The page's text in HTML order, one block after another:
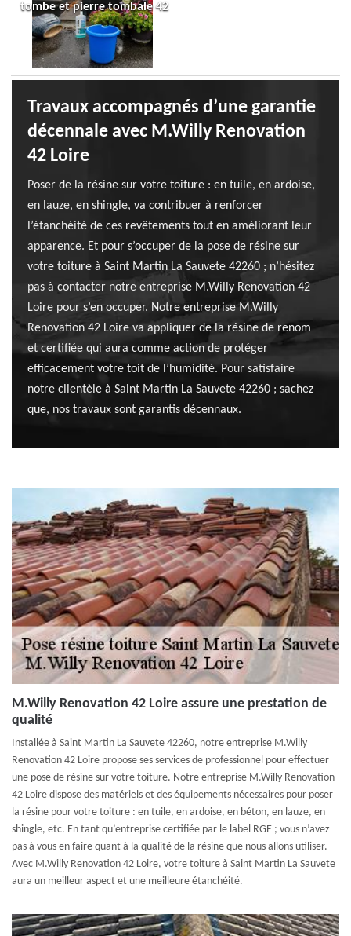
tombe et pierre tombale 42
Travaux accompagnés d’une garantie
décennale avec M.Willy Renovation
42 Loire
Poser de la résine sur votre toiture : en tuile, en ardoise,
en lauze, en shingle, va contribuer à renforcer
l’étanchéité de ces revêtements tout en améliorant leur
apparence. Et pour s’occuper de la pose de résine sur
votre toiture à Saint Martin La Sauvete 42260 ; n’hésitez
pas à contacter notre entreprise M.Willy Renovation 42
Loire pour s’en occuper. Notre entreprise M.Willy
Renovation 42 Loire va appliquer de la résine de renom
et certifiée qui aura comme action de protéger
efficacement votre toit de l’humidité. Pour satisfaire
notre clientèle à Saint Martin La Sauvete 42260 ; sachez
que, nos travaux sont garantis décennaux.
M.Willy Renovation 42 Loire assure une prestation de
qualité
Installée à Saint Martin La Sauvete 42260, notre entreprise M.Willy
Renovation 42 Loire propose ses services de professionnel pour effectuer
une pose de résine sur votre toiture. Notre entreprise M.Willy Renovation
42 Loire dispose des matériels et des équipements nécessaires pour poser
la résine pour votre toiture : en tuile, en ardoise, en béton, en lauze, en
shingle, etc. En tant qu’entreprise certifiée par le label RGE ; vous n’avez
pas à vous en faire quant à la qualité de la résine que nous allons utiliser.
Avec M.Willy Renovation 42 Loire, votre toiture à Saint Martin La Sauvete
aura un meilleur aspect et une meilleure étanchéité.